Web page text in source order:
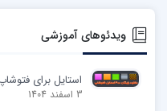
ویدئوهای آموزشی
استایل برای
3 اسفند 1404